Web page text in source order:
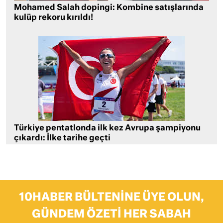
Mohamed Salah dopingi: Kombine satışlarında
kulüp rekoru kırıldı!
Türkiye pentatlonda ilk kez Avrupa şampiyonu
çıkardı: İlke tarihe geçti
10HABER BÜLTENINE ÜYE OLUN,
GÜNDEM ÖZETI HER SABAH